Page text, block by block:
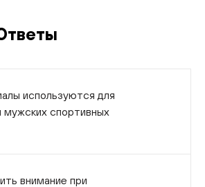
используются для
мужских спортивных
внимание при